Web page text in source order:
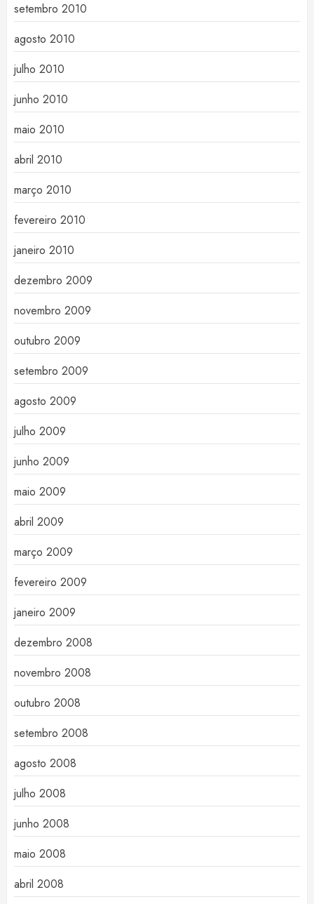
setembro 2010
agosto 2010
julho 2010
junho 2010
maio 2010
abril 2010
março 2010
fevereiro 2010
janeiro 2010
dezembro 2009
novembro 2009
outubro 2009
setembro 2009
agosto 2009
julho 2009
junho 2009
maio 2009
abril 2009
março 2009
fevereiro 2009
janeiro 2009
dezembro 2008
novembro 2008
outubro 2008
setembro 2008
agosto 2008
julho 2008
junho 2008
maio 2008
abril 2008